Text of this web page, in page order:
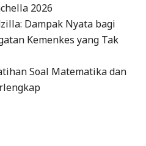
2026
Dampak Nyata bagi
Kemenkes yang Tak
Soal Matematika dan